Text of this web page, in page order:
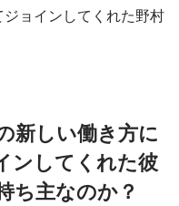
ョインしてくれた野村
新しい働き方に
ンしてくれた彼
ち主なのか？